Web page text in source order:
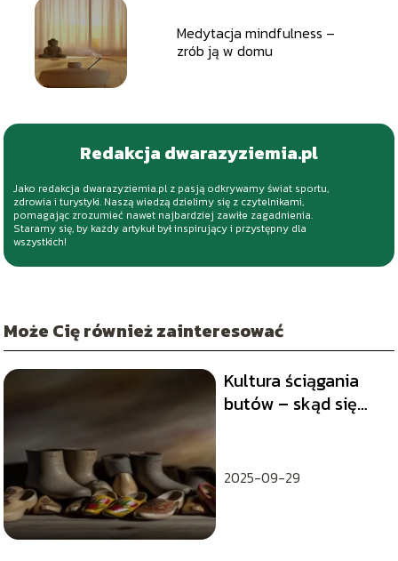
Medytacja mindfulness –
zrób ją w domu
Redakcja dwarazyziemia.pl
Jako redakcja dwarazyziemia.pl z pasją odkrywamy świat sportu,
zdrowia i turystyki. Naszą wiedzą dzielimy się z czytelnikami,
pomagając zrozumieć nawet najbardziej zawiłe zagadnienia.
Staramy się, by każdy artykuł był inspirujący i przystępny dla
wszystkich!
Może Cię również zainteresować
Kultura ściągania
butów – skąd się
2025-09-29